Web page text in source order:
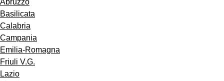
Abruzzo
Basilicata
Calabria
Campania
Emilia-Romagna
Friuli V.G.
Lazio